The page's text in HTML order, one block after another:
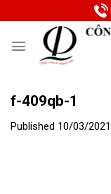
to
f-409qb-1
Published 10/03/2021